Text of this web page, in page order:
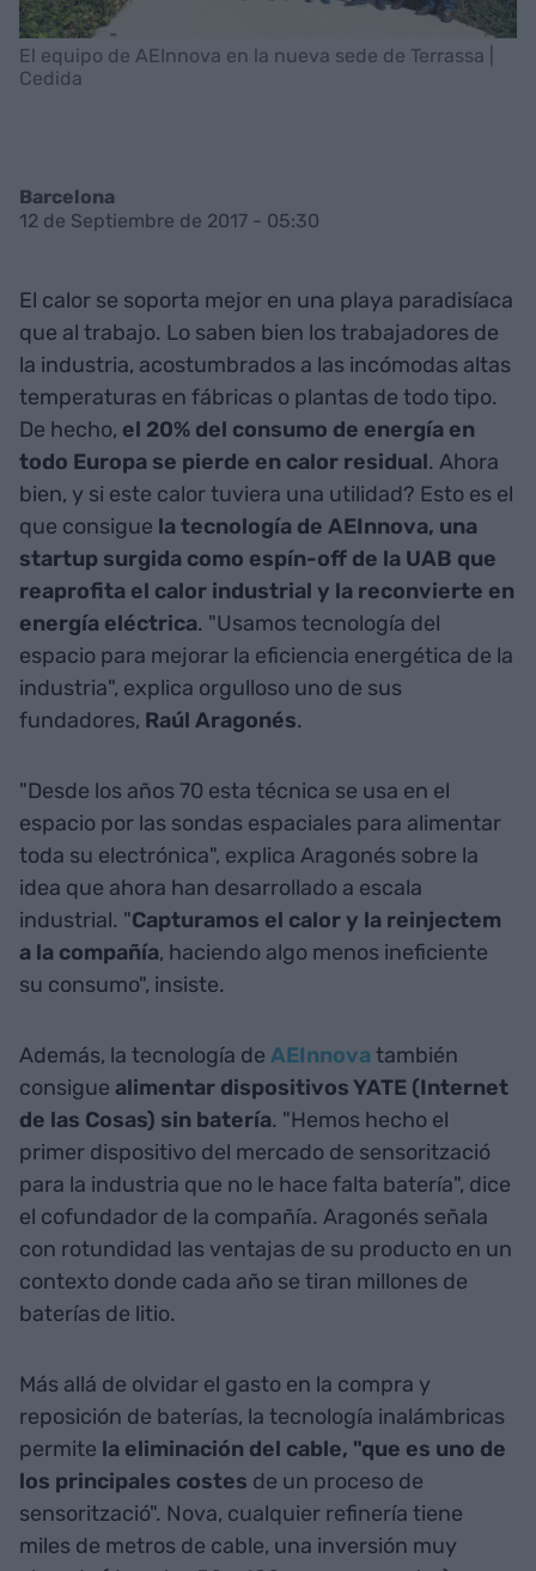
El equipo de AEInnova en la nueva sede de Terrassa |
Cedida
Barcelona
12 de Septiembre de 2017 - 05:30
El calor se soporta mejor en una playa paradisíaca
que al trabajo. Lo saben bien los trabajadores de
la industria, acostumbrados a las incómodas altas
temperaturas en fábricas o plantas de todo tipo.
De hecho, el 20% del consumo de energía en
todo Europa se pierde en calor residual. Ahora
bien, y si este calor tuviera una utilidad? Esto es el
que consigue la tecnología de AEInnova, una
startup surgida como espín-off de la UAB que
reaprofita el calor industrial y la reconvierte en
energía eléctrica. "Usamos tecnología del
espacio para mejorar la eficiencia energética de la
industria", explica orgulloso uno de sus
fundadores, Raúl Aragonés.
"Desde los años 70 esta técnica se usa en el
espacio por las sondas espaciales para alimentar
toda su electrónica", explica Aragonés sobre la
idea que ahora han desarrollado a escala
industrial. "Capturamos el calor y la reinjectem
a la compañía, haciendo algo menos ineficiente
su consumo", insiste.
Además, la tecnología de AEInnova también
consigue alimentar dispositivos YATE (Internet
de las Cosas) sin batería. "Hemos hecho el
primer dispositivo del mercado de sensorització
para la industria que no le hace falta batería", dice
el cofundador de la compañía. Aragonés señala
con rotundidad las ventajas de su producto en un
contexto donde cada año se tiran millones de
baterías de litio.
Más allá de olvidar el gasto en la compra y
reposición de baterías, la tecnología inalámbricas
permite la eliminación del cable, "que es uno de
los principales costes de un proceso de
sensorització". Nova, cualquier refinería tiene
miles de metros de cable, una inversión muy